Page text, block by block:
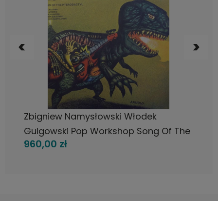
Zbigniew Namysłowski Włodek
Gulgowski Pop Workshop Song Of The
Pterodactyl, LP 1974 Sweden,
960,00 zł
DO KOSZYKA